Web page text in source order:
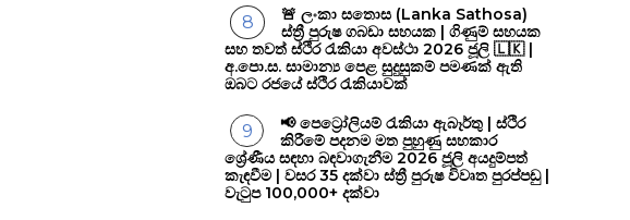
🚨 ලංකා සතොස (Lanka Sathosa)
ස්ත්‍රී පුරුෂ ගබඩා සහයක | ගිණුම් සහයක
සහ තවත් ස්ථිර රැකියා අවස්ථා 2026 ජූලි 🇱🇰 |
අ.පො.ස. සාමාන්‍ය පෙළ සුදුසුකම් පමණක් ඇති
ඔබට රජයේ ස්ථිර රැකියාවක්
📢 පෙට්‍රෝලියම් රැකියා ඇබෑර්තු | ස්ථිර
කිරීමේ පදනම මත පුහුණු සහකාර
ශ්‍රේණීය සඳහා බඳවාගැනීම 2026 ජූලි අයදුම්පත්
කැඳවීම | වසර 35 දක්වා ස්ත්‍රී පුරුෂ විවෘත පුරප්පඩු |
වැටුප 100,000+ දක්වා